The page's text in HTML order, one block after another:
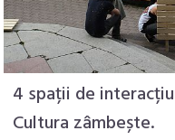
4 spații de
Cultura zâmbește.